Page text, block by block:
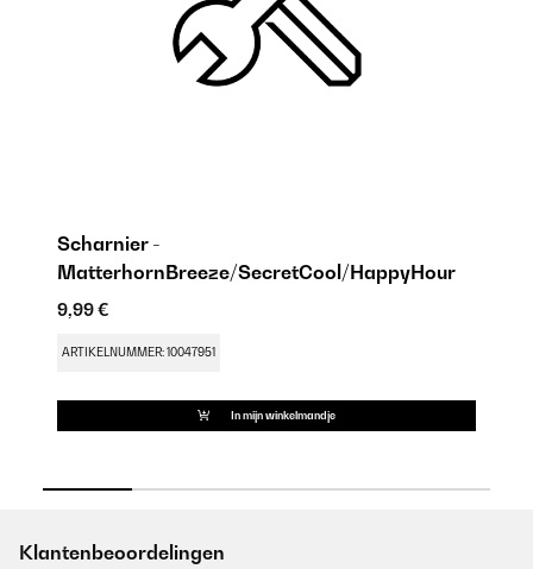
Scharnier -
MatterhornBreeze/SecretCool/HappyHour
9,99 €
ARTIKELNUMMER: 10047951
In mijn winkelmandje
Klantenbeoordelingen